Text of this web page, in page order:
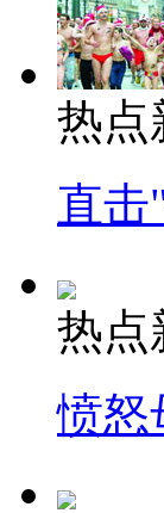
热点
直击
热点
愤怒